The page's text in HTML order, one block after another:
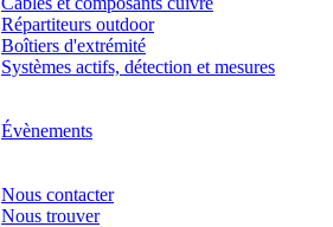
Répartiteurs outdoor
Boîtiers d'extrémité
Systèmes actifs, détection et mesures
Évènements
Nous contacter
Nous trouver